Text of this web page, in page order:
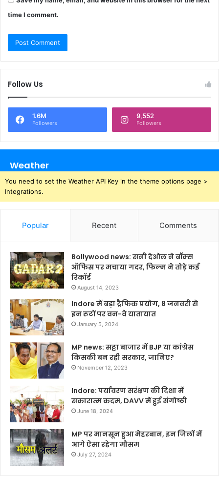
time I comment.
Follow Us
1.6M
Followers
9,552
Followers
Weather
You need to set the Weather API Key in the theme options page >
Integrations.
Popular Recent Comments
Bollywood news: सनी देओल ने बॉक्स
ऑफिस पर मचाया गदर, फिल्म ने तोड़े कई
रिकॉर्ड
August 14, 2023
Indore में बड़ा ट्रैफिक प्रयोग, 8 जनवरी से
इन रूटों पर वन-वे यातायात
January 5, 2024
MP news: सट्टा बाजार में BJP या कांग्रेस
किसकी बन रही सरकार, जानिए?
November 12, 2023
Indore: पर्यावरण सरंक्षण की दिशा में
सकारात्म कदम, DAVV में हुई संगोष्ठी
June 18, 2024
MP पर मानसून हुआ मेहरबान, इन जिलों में
आगे ऐसा रहेगा मौसम
July 27, 2024